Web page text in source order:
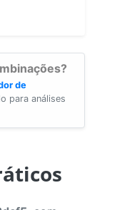
de
para análises